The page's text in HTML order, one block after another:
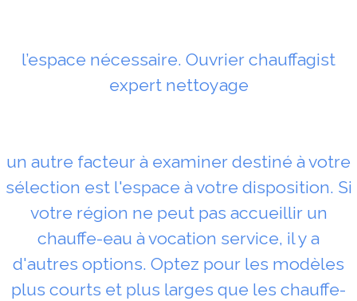
l’espace nécessaire. Ouvrier chauffagist
expert nettoyage
un autre facteur à examiner destiné à votre
sélection est l'espace à votre disposition. Si
votre région ne peut pas accueillir un
chauffe-eau à vocation service, il y a
d'autres options. Optez pour les modèles
plus courts et plus larges que les chauffe-